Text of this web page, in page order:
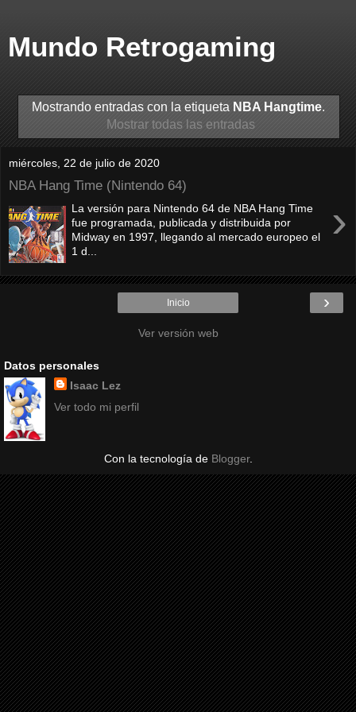
Mundo Retrogaming
Mostrando entradas con la etiqueta NBA Hangtime.
Mostrar todas las entradas
miércoles, 22 de julio de 2020
NBA Hang Time (Nintendo 64)
›
La versión para Nintendo 64 de NBA Hang Time
fue programada, publicada y distribuida por
Midway en 1997, llegando al mercado europeo el
1 d...
›
Inicio
Ver versión web
Datos personales
Isaac Lez
Ver todo mi perfil
Con la tecnología de Blogger.